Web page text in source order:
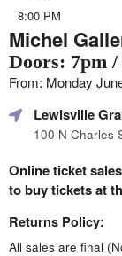
8:00 PM
Michel
Doors: 7pm /
From: Monday
Lewisville
100 N Charles
Online ticket
to buy tickets at
Returns Policy:
All sales are final